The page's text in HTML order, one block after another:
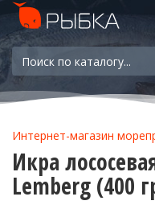
Интернет-магазин
Икра
Lemberg (400